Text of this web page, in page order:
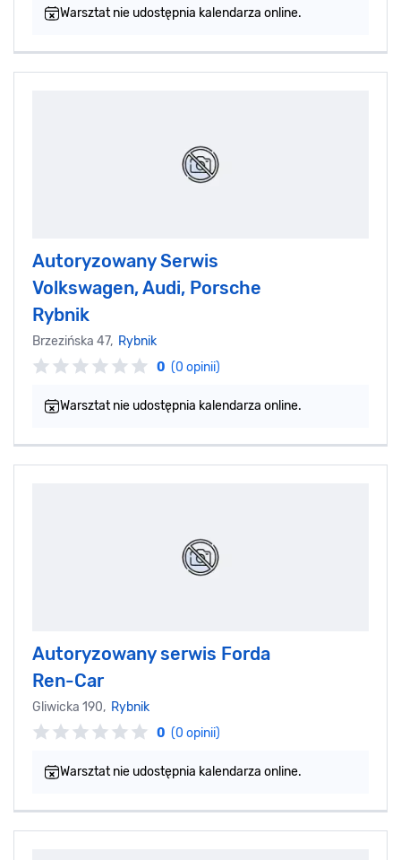
Warsztat nie udostępnia kalendarza online.
Autoryzowany Serwis
Volkswagen, Audi, Porsche
Rybnik
Brzezińska 47, Rybnik
0 (0 opinii)
Warsztat nie udostępnia kalendarza online.
Autoryzowany serwis Forda
Ren-Car
Gliwicka 190, Rybnik
0 (0 opinii)
Warsztat nie udostępnia kalendarza online.